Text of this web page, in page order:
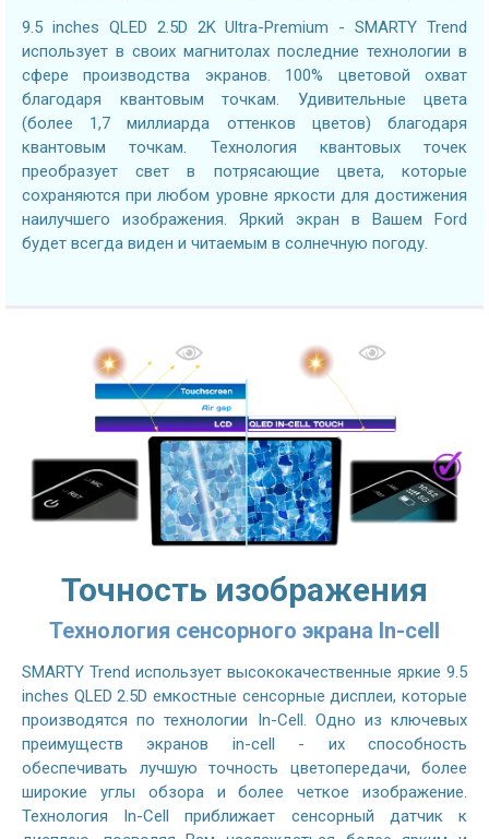
9.5 inches QLED 2.5D 2K Ultra-Premium - SMARTY Trend
использует в своих магнитолах последние технологии в
сфере производства экранов. 100% цветовой охват
благодаря квантовым точкам. Удивительные цвета
(более 1,7 миллиарда оттенков цветов) благодаря
квантовым точкам. Технология квантовых точек
преобразует свет в потрясающие цвета, которые
сохраняются при любом уровне яркости для достижения
наилучшего изображения. Яркий экран в Вашем Ford
будет всегда виден и читаемым в солнечную погоду.
Точность изображения
Технология сенсорного экрана In-cell
SMARTY Trend использует высококачественные яркие 9.5
inches QLED 2.5D емкостные сенсорные дисплеи, которые
производятся по технологии In-Cell. Одно из ключевых
преимуществ экранов in-cell - их способность
обеспечивать лучшую точность цветопередачи, более
широкие углы обзора и более четкое изображение.
Технология In-Cell приближает сенсорный датчик к